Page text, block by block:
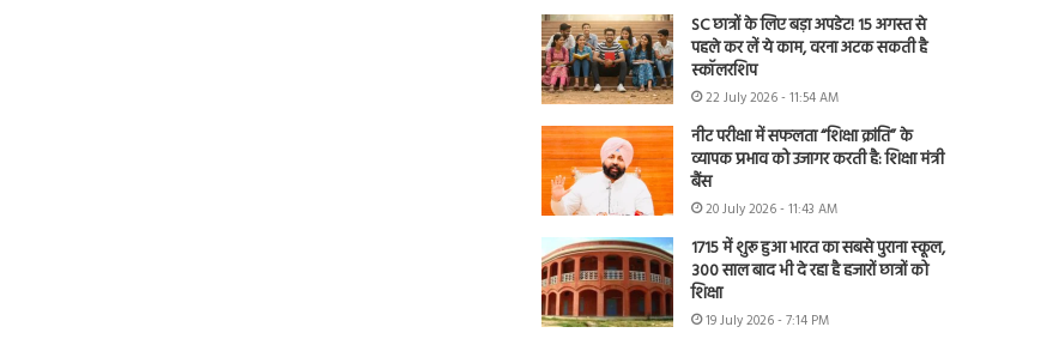
SC छात्रों के लिए बड़ा अपडेट! 15 अगस्त से
पहले कर लें ये काम, वरना अटक सकती है
स्कॉलरशिप
22 July 2026 - 11:54 AM
नीट परीक्षा में सफलता “शिक्षा क्रांति” के
व्यापक प्रभाव को उजागर करती है: शिक्षा मंत्री
बैंस
20 July 2026 - 11:43 AM
1715 में शुरू हुआ भारत का सबसे पुराना स्कूल,
300 साल बाद भी दे रहा है हजारों छात्रों को
शिक्षा
19 July 2026 - 7:14 PM